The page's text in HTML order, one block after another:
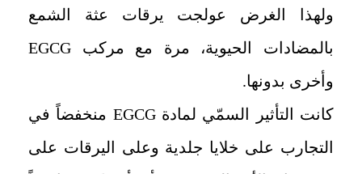
ولهذا الغرض عولجت يرقات عثة الشمع
بالمضادات الحيوية، مرة مع مركب EGCG
وأخرى بدونها.
كانت التأثير السمّي لمادة EGCG منخفضاً في
التجارب على خلايا جلدية وعلى اليرقات على